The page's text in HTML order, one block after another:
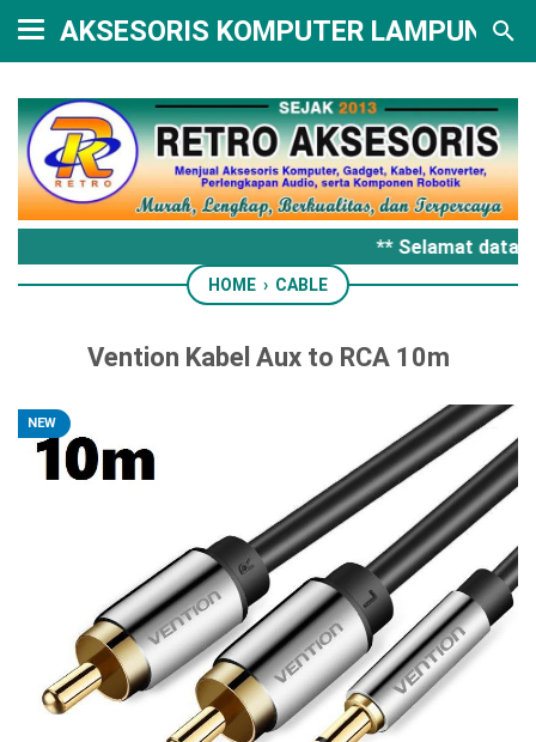
AKSESORIS KOMPUTER LAMPUNG
** Selamat
HOME › CABLE
Vention Kabel Aux to RCA 10m
NEW